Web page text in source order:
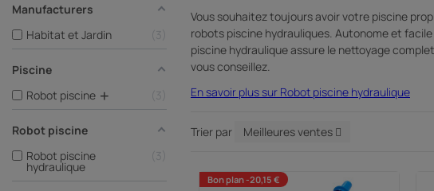
Vous souhaitez toujours avoir votre piscine
robots piscine hydrauliques. Autonome et
piscine hydraulique assure le nettoyage
vous conseillez.
En savoir plus sur Robot piscine hydraulique
Trier par Meilleures ventes
Bon plan -20,15 €
Manufacturers
Habitat et Jardin
3
Piscine
Robot piscine + 3
Robot piscine
Robot piscine
hydraulique
3